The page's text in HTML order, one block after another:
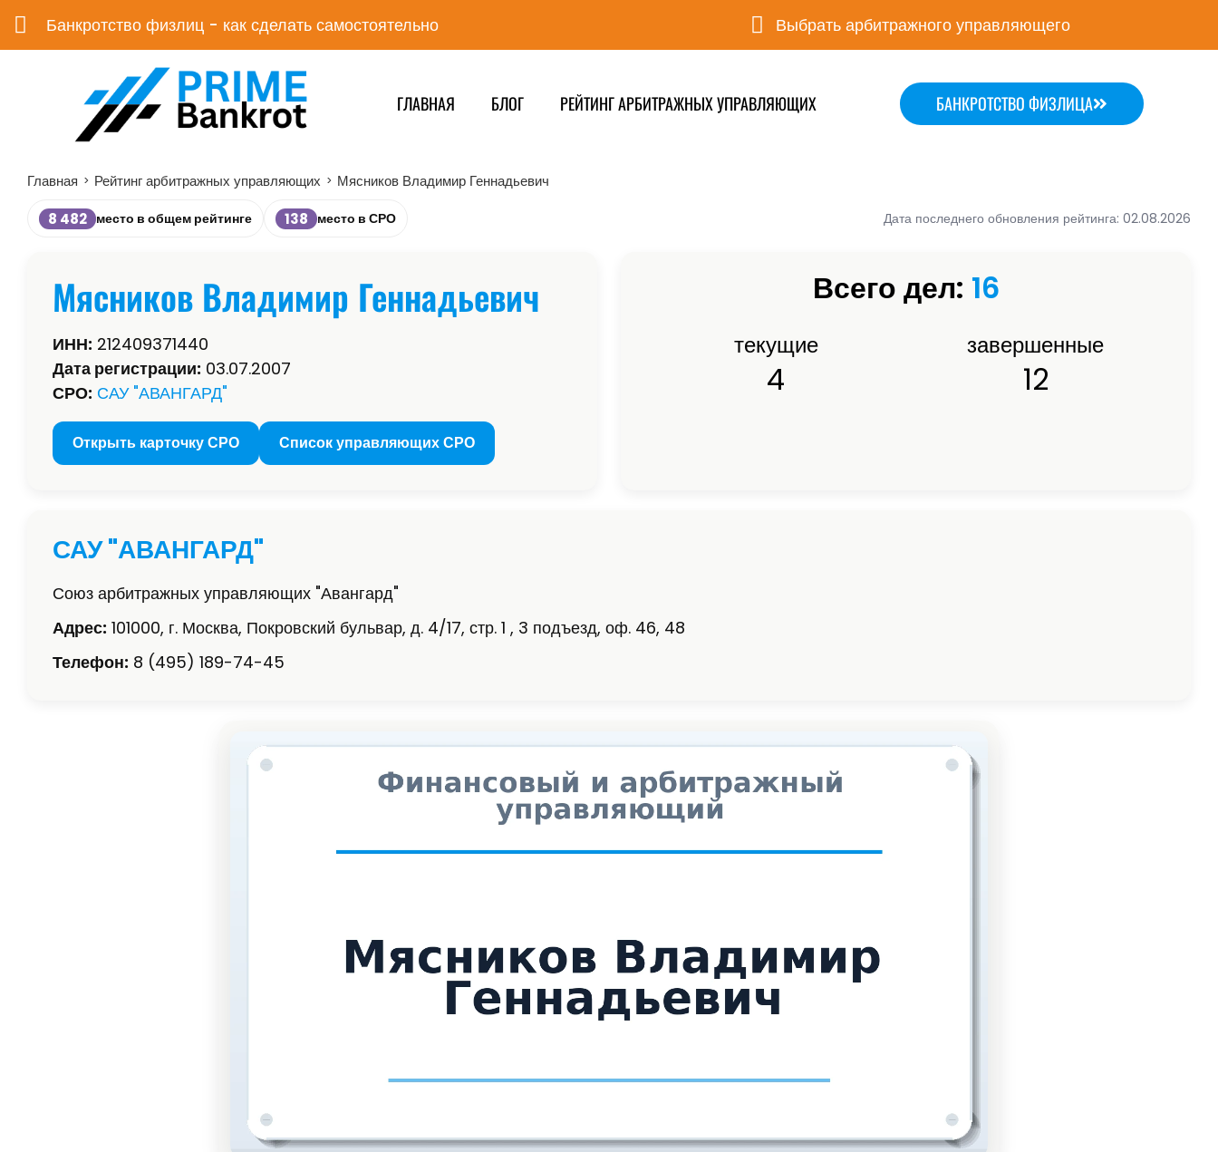
Банкротство физлиц - как сделать самостоятельно Выбрать арбитражного управляющего
ГЛАВНАЯ БЛОГ РЕЙТИНГ АРБИТРАЖНЫХ УПРАВЛЯЮЩИХ БАНКРОТСТВО ФИЗЛИЦА
Главная > Рейтинг арбитражных управляющих > Мясников Владимир Геннадьевич
8 482 место в общем рейтинге 138 место в СРО Дата последнего обновления рейтинга: 02.08.2026
Мясников Владимир Геннадьевич
ИНН: 212409371440
Дата регистрации: 03.07.2007
СРО: САУ "АВАНГАРД"
Открыть карточку СРО Список управляющих СРО
Всего дел: 16
текущие
4
завершенные
12
САУ "АВАНГАРД"
Союз арбитражных управляющих "Авангард"
Адрес: 101000, г. Москва, Покровский бульвар, д. 4/17, стр. 1 , 3 подъезд, оф. 46, 48
Телефон: 8 (495) 189-74-45